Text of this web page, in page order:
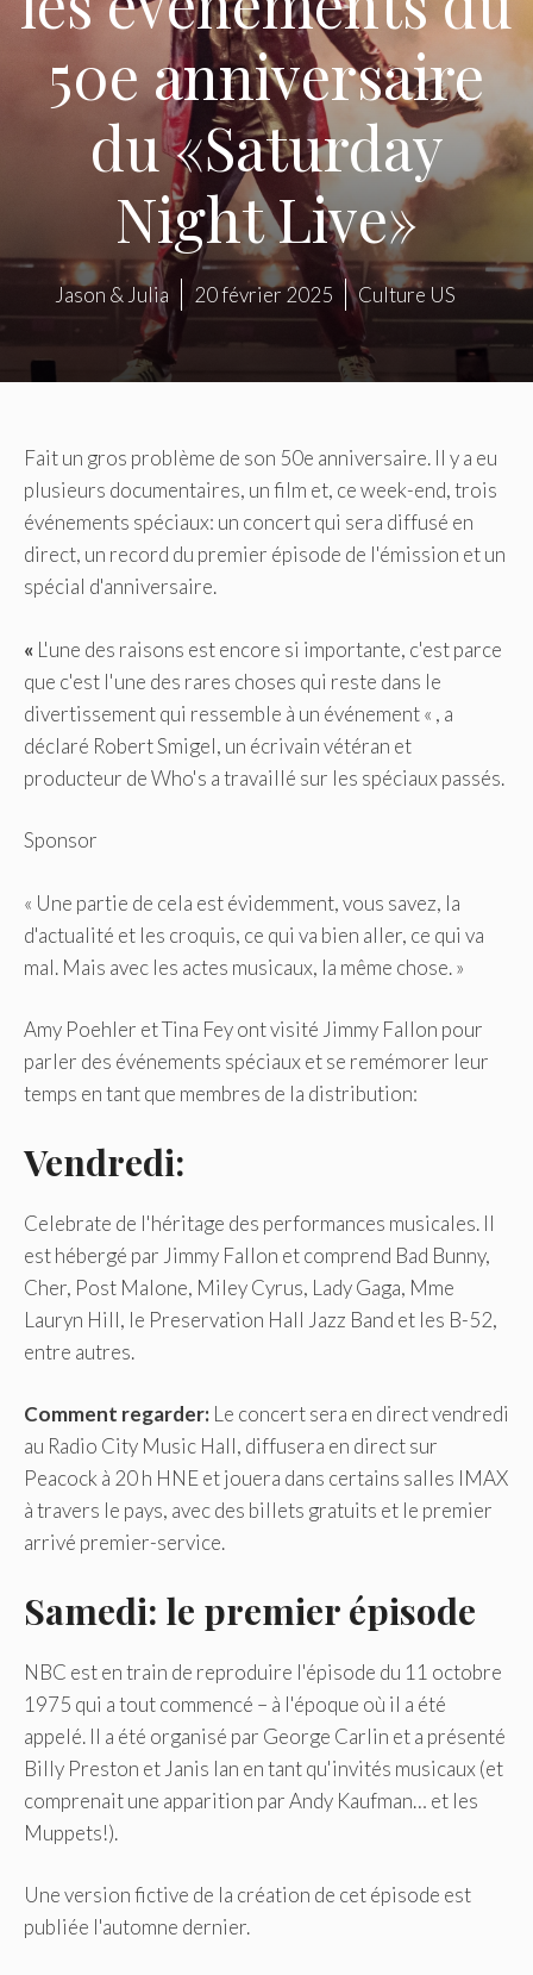
50e anniversaire
du «Saturday
Night Live»
Jason & Julia 20 février 2025 Culture US
Fait un gros problème de son 50e anniversaire. Il y a eu
plusieurs documentaires, un film et, ce week-end, trois
événements spéciaux: un concert qui sera diffusé en
direct, un record du premier épisode de l'émission et un
spécial d'anniversaire.
« L'une des raisons est encore si importante, c'est parce
que c'est l'une des rares choses qui reste dans le
divertissement qui ressemble à un événement « , a
déclaré Robert Smigel, un écrivain vétéran et
producteur de Who's a travaillé sur les spéciaux passés.
Sponsor
« Une partie de cela est évidemment, vous savez, la
d'actualité et les croquis, ce qui va bien aller, ce qui va
mal. Mais avec les actes musicaux, la même chose. »
Amy Poehler et Tina Fey ont visité Jimmy Fallon pour
parler des événements spéciaux et se remémorer leur
temps en tant que membres de la distribution:
Vendredi:
Celebrate de l'héritage des performances musicales. Il
est hébergé par Jimmy Fallon et comprend Bad Bunny,
Cher, Post Malone, Miley Cyrus, Lady Gaga, Mme
Lauryn Hill, le Preservation Hall Jazz Band et les B-52,
entre autres.
Comment regarder: Le concert sera en direct vendredi
au Radio City Music Hall, diffusera en direct sur
Peacock à 20 h HNE et jouera dans certains salles IMAX
à travers le pays, avec des billets gratuits et le premier
arrivé premier-service.
Samedi: le premier épisode
NBC est en train de reproduire l'épisode du 11 octobre
1975 qui a tout commencé – à l'époque où il a été
appelé. Il a été organisé par George Carlin et a présenté
Billy Preston et Janis Ian en tant qu'invités musicaux (et
comprenait une apparition par Andy Kaufman… et les
Muppets!).
Une version fictive de la création de cet épisode est
publiée l'automne dernier.